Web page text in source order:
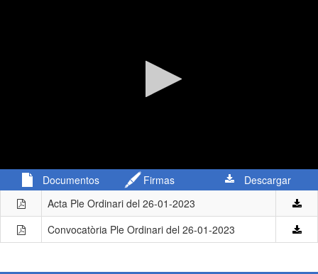
seconds
hours,
minutes,
Documentos Firmas
Descargar
Acta Ple Ordinari del 26-01-2023
Convocatòria Ple Ordinari del 26-01-2023